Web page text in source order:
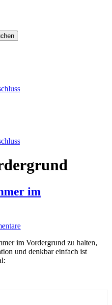
im
im Vordergrund zu halten,
und denkbar einfach ist